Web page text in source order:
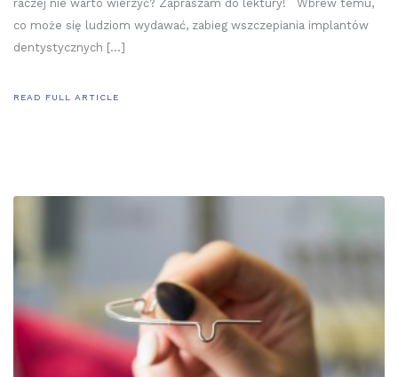
raczej nie warto wierzyć? Zapraszam do lektury! Wbrew temu,
co może się ludziom wydawać, zabieg wszczepiania implantów
dentystycznych […]
READ FULL ARTICLE